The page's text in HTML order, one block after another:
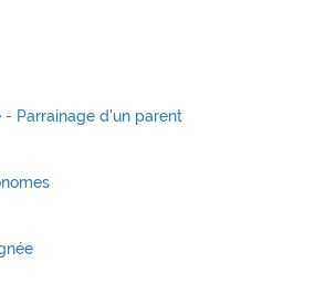
Parrainage d'un parent